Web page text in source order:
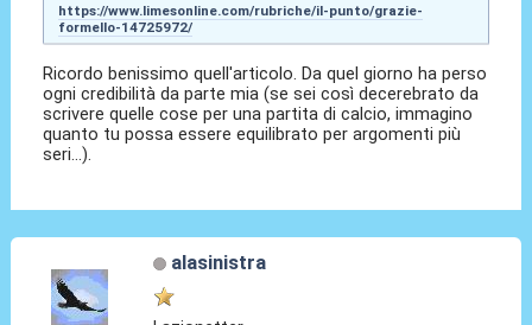
https://www.limesonline.com/rubriche/il-punto/grazie-
formello-14725972/
Ricordo benissimo quell'articolo. Da quel giorno ha perso
ogni credibilità da parte mia (se sei così decerebrato da
scrivere quelle cose per una partita di calcio, immagino
quanto tu possa essere equilibrato per argomenti più
seri...).
alasinistra